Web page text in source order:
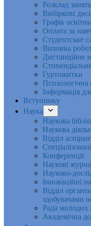
Розклад занять
Вибіркові
Графік
Оплата за
Студентське
Виховна
Дистанційне
Гуртожитки
Психологічна
Інформація
Вступнику
Наука
Наукова
Наукова
Відділ
Конференції
Наукові
Науково-
Інноваційні
Відділ
здобувачами
Рада молодих
Академічна